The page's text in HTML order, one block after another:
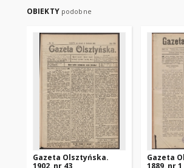
OBIEKTY podobne
Gazeta Olsztyńska.
1902, nr 43
Gazeta
1889, nr 1